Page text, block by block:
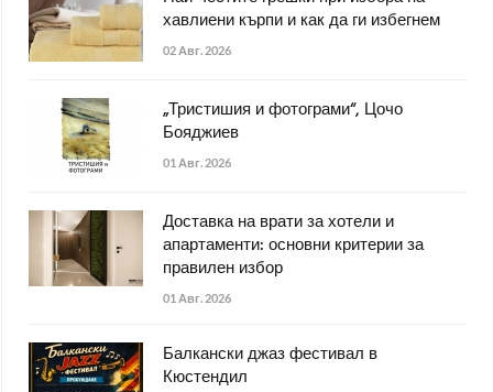
хавлиени кърпи и как да ги избегнем
02 Авг. 2026
„Тристишия и фотограми“, Цочо
Бояджиев
01 Авг. 2026
Доставка на врати за хотели и
апартаменти: основни критерии за
правилен избор
01 Авг. 2026
Балкански джаз фестивал в
Кюстендил